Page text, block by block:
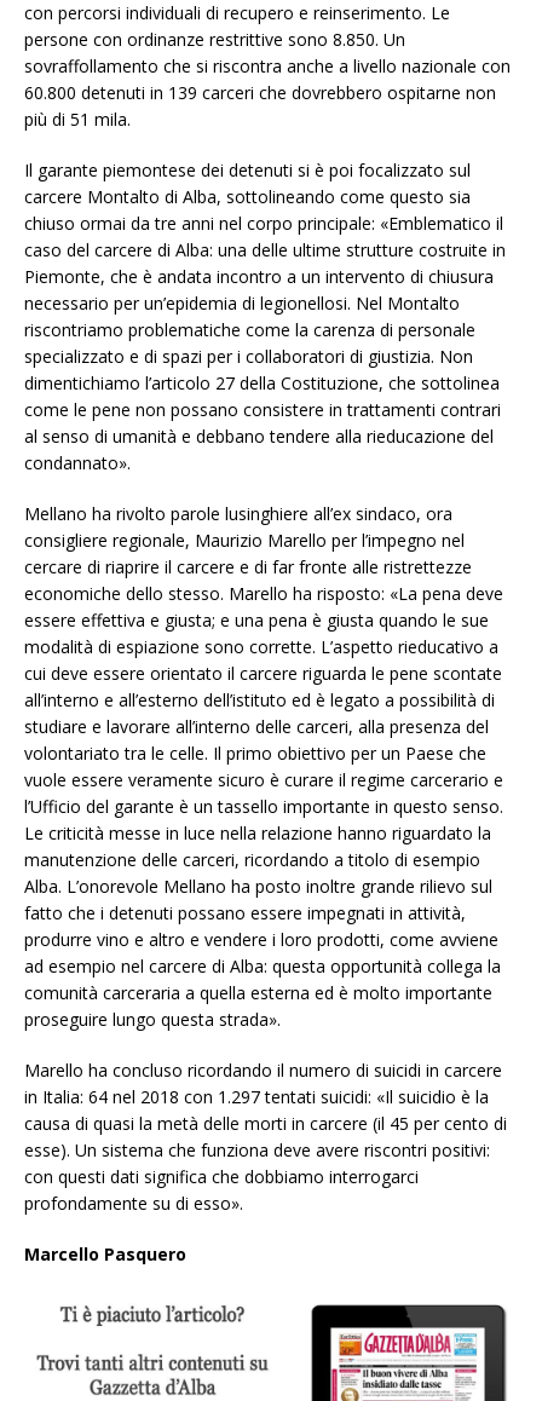
con percorsi individuali di recupero e reinserimento. Le
persone con ordinanze restrittive sono 8.850. Un
sovraffollamento che si riscontra anche a livello nazionale con
60.800 detenuti in 139 carceri che dovrebbero ospitarne non
più di 51 mila.
Il garante piemontese dei detenuti si è poi focalizzato sul
carcere Montalto di Alba, sottolineando come questo sia
chiuso ormai da tre anni nel corpo principale: «Emblematico il
caso del carcere di Alba: una delle ultime strutture costruite in
Piemonte, che è andata incontro a un intervento di chiusura
necessario per un’epidemia di legionellosi. Nel Montalto
riscontriamo problematiche come la carenza di personale
specializzato e di spazi per i collaboratori di giustizia. Non
dimentichiamo l’articolo 27 della Costituzione, che sottolinea
come le pene non possano consistere in trattamenti contrari
al senso di umanità e debbano tendere alla rieducazione del
condannato».
Mellano ha rivolto parole lusinghiere all’ex sindaco, ora
consigliere regionale, Maurizio Marello per l’impegno nel
cercare di riaprire il carcere e di far fronte alle ristrettezze
economiche dello stesso. Marello ha risposto: «La pena deve
essere effettiva e giusta; e una pena è giusta quando le sue
modalità di espiazione sono corrette. L’aspetto rieducativo a
cui deve essere orientato il carcere riguarda le pene scontate
all’interno e all’esterno dell’istituto ed è legato a possibilità di
studiare e lavorare all’interno delle carceri, alla presenza del
volontariato tra le celle. Il primo obiettivo per un Paese che
vuole essere veramente sicuro è curare il regime carcerario e
l’Ufficio del garante è un tassello importante in questo senso.
Le criticità messe in luce nella relazione hanno riguardato la
manutenzione delle carceri, ricordando a titolo di esempio
Alba. L’onorevole Mellano ha posto inoltre grande rilievo sul
fatto che i detenuti possano essere impegnati in attività,
produrre vino e altro e vendere i loro prodotti, come avviene
ad esempio nel carcere di Alba: questa opportunità collega la
comunità carceraria a quella esterna ed è molto importante
proseguire lungo questa strada».
Marello ha concluso ricordando il numero di suicidi in carcere
in Italia: 64 nel 2018 con 1.297 tentati suicidi: «Il suicidio è la
causa di quasi la metà delle morti in carcere (il 45 per cento di
esse). Un sistema che funziona deve avere riscontri positivi:
con questi dati significa che dobbiamo interrogarci
profondamente su di esso».
Marcello Pasquero